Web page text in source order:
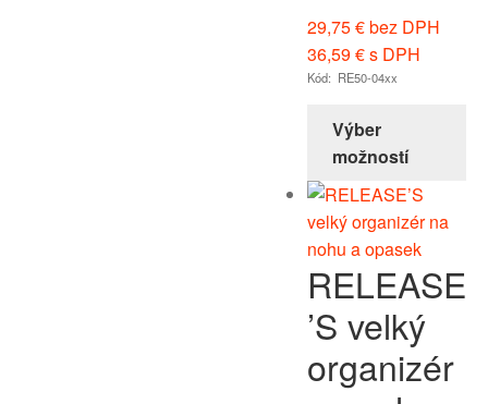
29,75€bez DPH
36,59€s DPH
Kód: RE50-04xx
Výber
možností
RELEASE
’S velký
organizér